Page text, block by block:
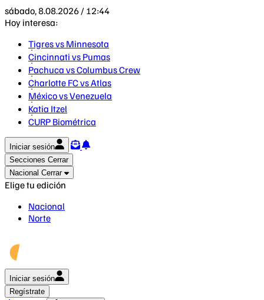
sábado, 8.08.2026 / 12:44
Hoy interesa:
Tigres vs Minnesota
Cincinnati vs Pumas
Pachuca vs Columbus Crew
Charlotte FC vs Atlas
México vs Venezuela
Katia Itzel
CURP Biométrica
Iniciar sesión
Secciones Cerrar
Nacional Cerrar
Elige tu edición
Nacional
Norte
Iniciar sesión
Regístrate